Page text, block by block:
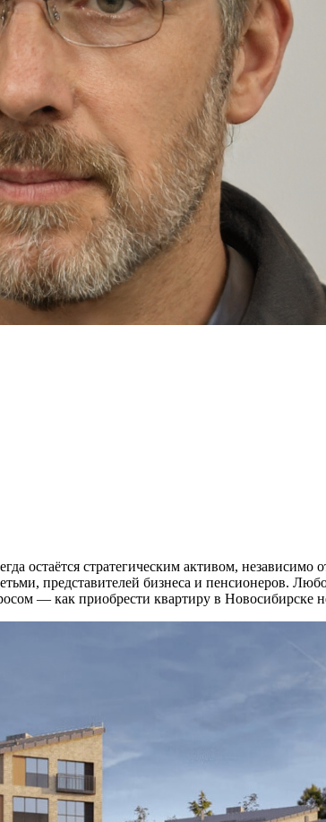
остаётся стратегическим активом,
представителей бизнеса и пенсионеров.
— как приобрести квартиру в Новосибирске